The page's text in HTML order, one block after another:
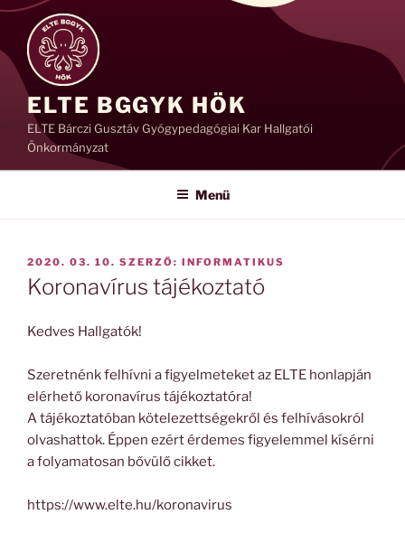
Tartalomhoz
ELTE BGGYK HÖK
ELTE Bárczi Gusztáv Gyógypedagógiai Kar Hallgatói
Önkormányzat
Menü
BEKÜLDVE:
2020. 03. 10. SZERZŐ: INFORMATIKUS
Koronavírus tájékoztató
Kedves Hallgatók!
Szeretnénk felhívni a figyelmeteket az ELTE honlapján
elérhető koronavírus tájékoztatóra!
A tájékoztatóban kötelezettségekről és felhívásokról
olvashattok. Éppen ezért érdemes figyelemmel kísérni
a folyamatosan bővülő cikket.
https://www.elte.hu/koronavirus